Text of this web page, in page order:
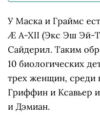
У Маска и Граймс
Æ A-XII (Экс Эш Эй-
Сайдерил. Таким
10 биологических
трех женщин, среди
Гриффин и Ксавьер
и Дэмиан.